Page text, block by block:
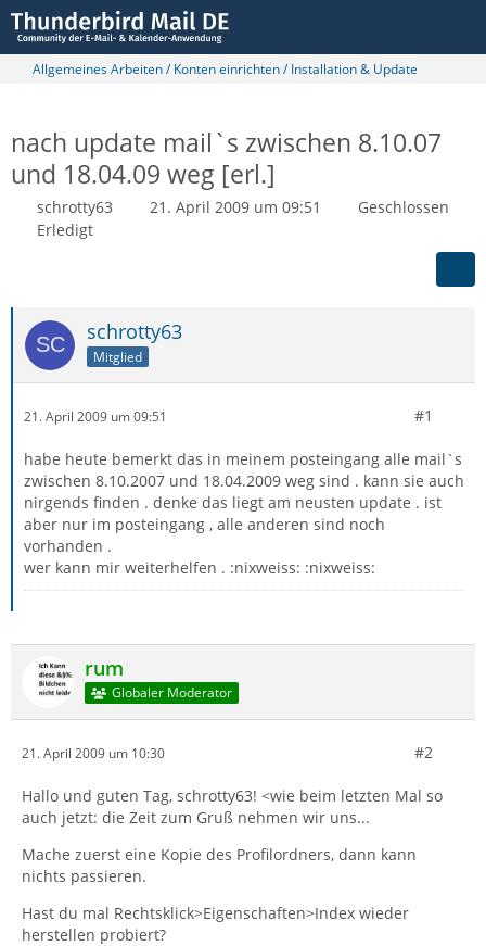
Allgemeines Arbeiten / Konten einrichten / Installation & Update
nach update mail`s zwischen 8.10.07
und 18.04.09 weg [erl.]
schrotty63 21. April 2009 um 09:51
Geschlossen
Erledigt
schrotty63
Mitglied
21. April 2009 um 09:51 #1
habe heute bemerkt das in meinem posteingang alle mail`s
zwischen 8.10.2007 und 18.04.2009 weg sind . kann sie auch
nirgends finden . denke das liegt am neusten update . ist
aber nur im posteingang , alle anderen sind noch
vorhanden .
wer kann mir weiterhelfen . :nixweiss: :nixweiss:
rum
Globaler Moderator
21. April 2009 um 10:30 #2
Hallo und guten Tag, schrotty63! <wie beim letzten Mal so
auch jetzt: die Zeit zum Gruß nehmen wir uns...
Mache zuerst eine Kopie des Profilordners, dann kann
nichts passieren.
Hast du mal Rechtsklick>Eigenschaften>Index wieder
herstellen probiert?